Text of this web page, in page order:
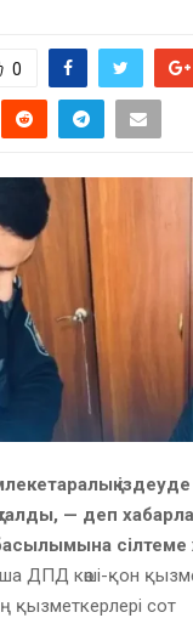
0
— деп
сілтеме
ДПД көші-қон
қызметкерлері сот